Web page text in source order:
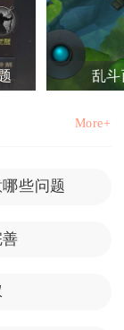
乱
More+
些问题